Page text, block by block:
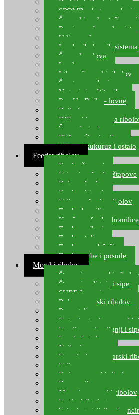
SPOMB rakete, markeri
Šaranski podmetači, mreže
Pernice za šaranske
Udice za šarana, amura
Izrada ribolovnih sistema
Šaranska olova
Leadcore
Igle za šaranski ribolov
Špage, upredenice
Vaganje i zaštita ribe
Pop Up Boile – lovne
Boile lovne
DIP-ovi i arome za
Šaranske torbe
PVA vrećice i pribor
Umjetni kukuruz i ostalo
Feeder ribolov
Feeder štapovi
Vrhovi za feeder štapove
Role za feeder
Feeder sistemi
Udice za feeder ribolov
Feeder hranilice
Kopče za feeder hranilice
Feeder najloni
Feeder stolice
Feeder arm držači
Feeder torbe i posude
Morski ribolov
Štapovi za morski ribolov
Štapovi za lignje i sipe
SURF štapovi
Role za morski ribolov
Parangali
Gotovi setovi za morski
Varalice za lov lignji i
Lov hobotnice
Najloni za more
Upredenice za morski
Udice za more
Perle za morski ribolov
Brum prihrana za more
Mamci za morski ribolov
Vertical Jigging
Spinning strijelke,